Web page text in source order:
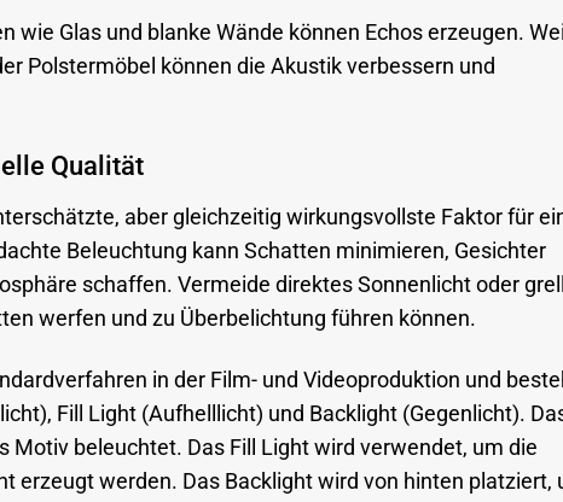
wie Glas und blanke Wände können Echos erzeugen.
Polstermöbel können die Akustik verbessern und
Qualität
aber gleichzeitig wirkungsvollste Faktor für
Beleuchtung kann Schatten minimieren, Gesichter
schaffen. Vermeide direktes Sonnenlicht oder
werfen und zu Überbelichtung führen können.
in der Film- und Videoproduktion und
Fill Light (Aufhelllicht) und Backlight (Gegenlicht).
Motiv beleuchtet. Das Fill Light wird verwendet, um die
erzeugt werden. Das Backlight wird von hinten platziert,